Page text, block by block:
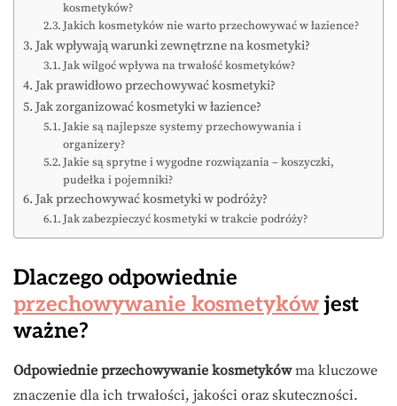
kosmetyków?
Jakich kosmetyków nie warto przechowywać w łazience?
Jak wpływają warunki zewnętrzne na kosmetyki?
Jak wilgoć wpływa na trwałość kosmetyków?
Jak prawidłowo przechowywać kosmetyki?
Jak zorganizować kosmetyki w łazience?
Jakie są najlepsze systemy przechowywania i
organizery?
Jakie są sprytne i wygodne rozwiązania – koszyczki,
pudełka i pojemniki?
Jak przechowywać kosmetyki w podróży?
Jak zabezpieczyć kosmetyki w trakcie podróży?
Dlaczego odpowiednie
przechowywanie kosmetyków jest
ważne?
Odpowiednie przechowywanie kosmetykówma kluczowe
znaczenie dla ich trwałości, jakości oraz skuteczności.